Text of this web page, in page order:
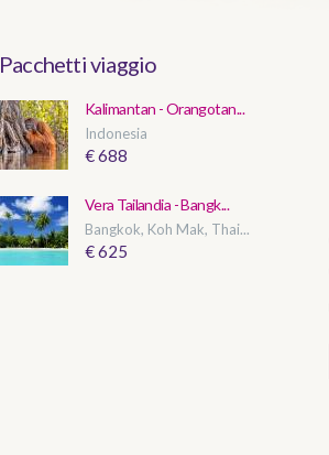
Pacchetti viaggio
Kalimantan - Orangotan...
Indonesia
€ 688
Vera Tailandia - Bangk...
Bangkok, Koh Mak, Thai...
€ 625